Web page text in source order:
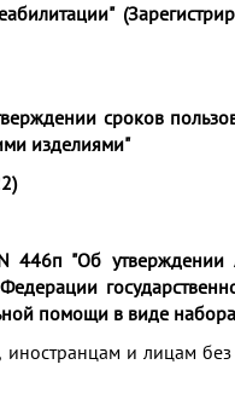
сроков
изделиями"
446п "Об утверждении
помощи в виде
иностранцам и лицам